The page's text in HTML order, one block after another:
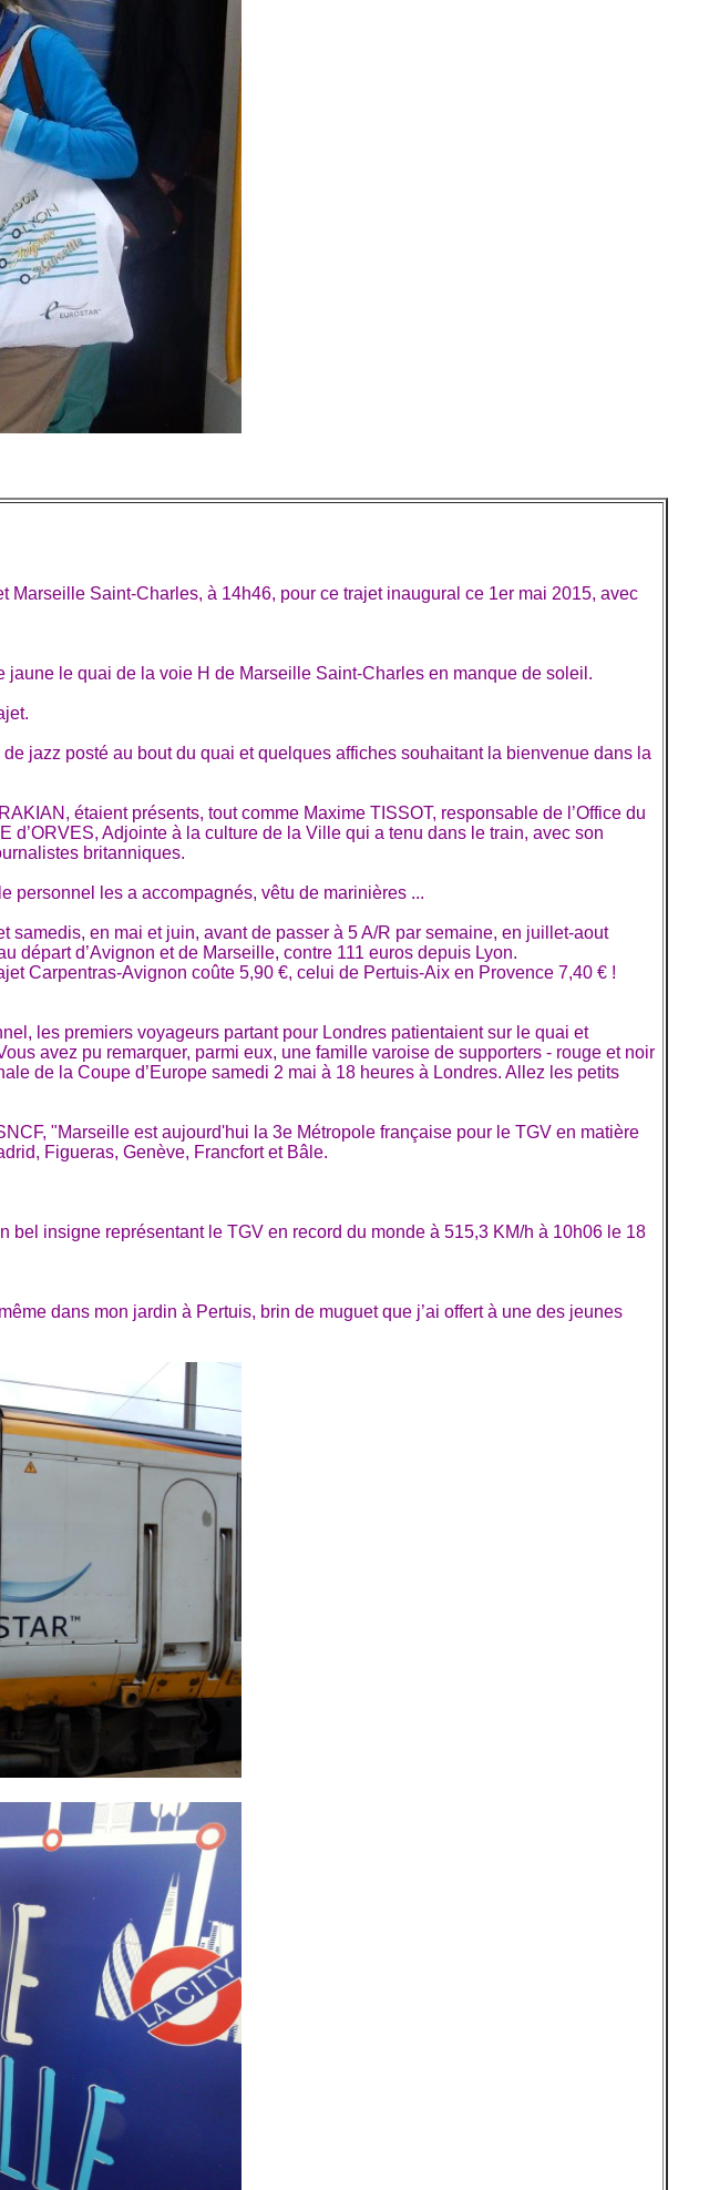
Marseille Saint-Charles, à 14h46, pour ce trajet inaugural ce 1er mai 2015, avec
jaune le quai de la voie H de Marseille Saint-Charles en manque de soleil.
jazz posté au bout du quai et quelques affiches souhaitant la bienvenue dans la
étaient présents, tout comme Maxime TISSOT, responsable de l’Office du
d’ORVES, Adjointe à la culture de la Ville qui a tenu dans le train, avec son
britanniques.
personnel les a accompagnés, vêtu de marinières ...
en mai et juin, avant de passer à 5 A/R par semaine, en juillet-aout
départ d’Avignon et de Marseille, contre 111 euros depuis Lyon.
Carpentras-Avignon coûte 5,90 €, celui de Pertuis-Aix en Provence 7,40 € !
les premiers voyageurs partant pour Londres patientaient sur le quai et
avez pu remarquer, parmi eux, une famille varoise de supporters - rouge et noir
de la Coupe d’Europe samedi 2 mai à 18 heures à Londres. Allez les petits
"Marseille est aujourd'hui la 3e Métropole française pour le TGV en matière
Figueras, Genève, Francfort et Bâle.
bel insigne représentant le TGV en record du monde à 515,3 KM/h à 10h06 le 18
dans mon jardin à Pertuis, brin de muguet que j’ai offert à une des jeunes